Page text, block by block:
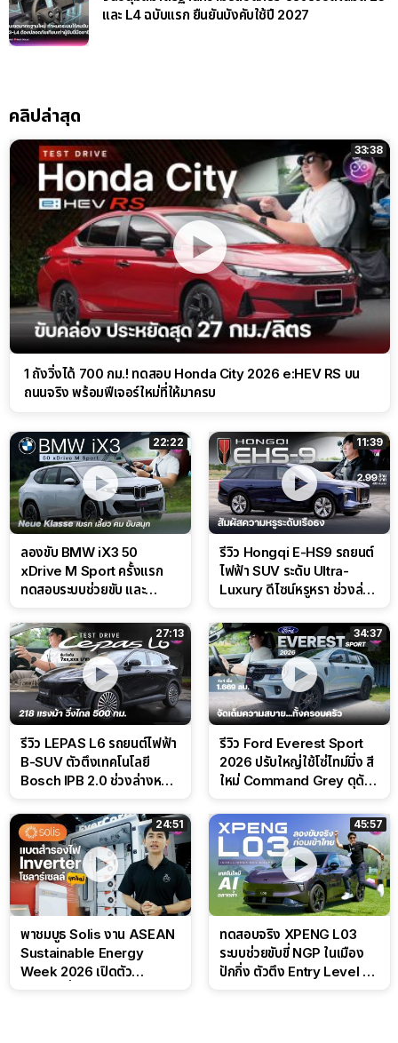
และ L4 ฉบับแรก ยืนยันบังคับใช้ปี 2027
คลิปล่าสุด
33:38
1 ถังวิ่งได้ 700 กม.! ทดสอบ Honda City 2026 e:HEV RS บน
ถนนจริง พร้อมฟีเจอร์ใหม่ที่ให้มาครบ
22:22
ลองขับ BMW iX3 50
xDrive M Sport ครั้งแรก
ทดสอบระบบช่วยขับ และ
สนาม
11:39
รีวิว Hongqi E-HS9 รถยนต์
ไฟฟ้า SUV ระดับ Ultra-
Luxury ดีไซน์หรูหรา ช่วงล่าง
27:13
รีวิว LEPAS L6 รถยนต์ไฟฟ้า
B-SUV ตัวตึงเทคโนโลยี
Bosch IPB 2.0 ช่วงล่างหนึบ
34:37
รีวิว Ford Everest Sport
2026 ปรับใหญ่ใช้โซ่ไทม์มิ่ง สี
ใหม่ Command Grey ดุดัน
24:51
พาชมบูธ Solis งาน ASEAN
Sustainable Energy
Week 2026 เปิดตัว
45:57
ทดสอบจริง XPENG L03
ระบบช่วยขับขี่ NGP ในเมือง
ปักกิ่ง ตัวตึง Entry Level ที่